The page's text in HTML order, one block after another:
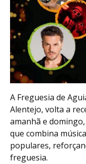
A Freguesia de
Alentejo, volta a
amanhã e
que combina
populares,
freguesia.